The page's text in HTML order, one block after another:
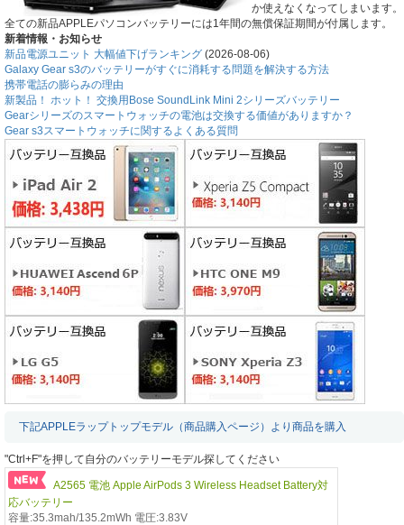
か使えなくなってしまいます。
全ての新品APPLEパソコンバッテリーには1年間の無償保証期間が付属します。
新着情報・お知らせ
新品電源ユニット 大幅値下げランキング (2026-08-06)
Galaxy Gear s3のバッテリーがすぐに消耗する問題を解決する方法
携帯電話の膨らみの理由
新製品！ ホット！ 交換用Bose SoundLink Mini 2シリーズバッテリー
Gearシリーズのスマートウォッチの電池は交換する価値がありますか？
Gear s3スマートウォッチに関するよくある質問
下記APPLEラップトップモデル（商品購入ページ）より商品を購入
"Ctrl+F"を押して自分のバッテリーモデル探してください
A2565 電池 Apple AirPods 3 Wireless Headset Battery対
応バッテリー
容量:35.3mah/135.2mWh 電圧:3.83V